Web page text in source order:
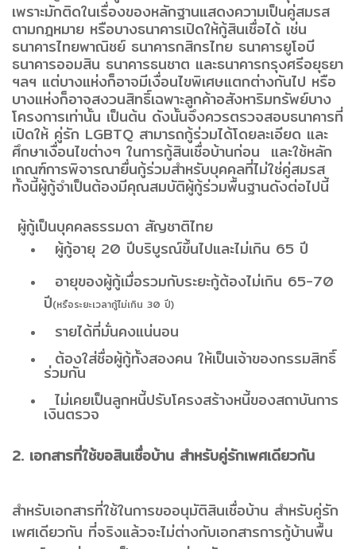
เพราะมักติดในเรื่องของหลักฐานแสดงความเป็นคู่สมรส
ตามกฎหมาย หรือบางธนาคารเปิดให้กู้สินเชื่อได้ เช่น
ธนาคารไทยพาณิชย์ ธนาคารกสิกรไทย ธนาคารยูโอบี
ธนาคารออมสิน ธนาคารธนชาต และธนาคารกรุงศรีอยุธยา
ฯลฯ แต่บางแห่งก็อาจมีเงื่อนไขพิเศษแตกต่างกันไป หรือ
บางแห่งก็อาจสงวนสิทธิ์เฉพาะลูกค้าอสังหาริมทรัพย์บาง
โครงการเท่านั้น เป็นต้น ดังนั้นจึงควรตรวจสอบธนาคารที่
เปิดให้ คู่รัก LGBTQ สามารถกู้ร่วมได้โดยละเอียด และ
ศึกษาเงื่อนไขต่างๆ ในการกู้สินเชื่อบ้านก่อน และใช้หลัก
เกณฑ์การพิจารณายื่นกู้ร่วมสำหรับบุคคลที่ไม่ใช่คู่สมรส
ทั้งนี้ผู้กู้จำเป็นต้องมีคุณสมบัติผู้กู้ร่วมพื้นฐานดังต่อไปนี้
ผู้กู้เป็นบุคคลธรรมดา สัญชาติไทย
ผู้กู้อายุ 20 ปีบริบูรณ์ขึ้นไปและไม่เกิน 65 ปี
อายุของผู้กู้เมื่อรวมกับระยะกู้ต้องไม่เกิน 65-70
ปี(หรือระยะเวลากู้ไม่เกิน 30 ปี)
รายได้ที่มั่นคงแน่นอน
ต้องใส่ชื่อผู้กู้ทั้งสองคน ให้เป็นเจ้าของกรรมสิทธิ์
ร่วมกัน
ไม่เคยเป็นลูกหนี้ปรับโครงสร้างหนี้ของสถาบันการ
เงินตรวจ
2. เอกสารที่ใช้ขอสินเชื่อบ้าน สำหรับคู่รักเพศเดียวกัน
สำหรับเอกสารที่ใช้ในการขออนุมัติสินเชื่อบ้าน สำหรับคู่รัก
เพศเดียวกัน ที่จริงแล้วจะไม่ต่างกับเอกสารการกู้บ้านพื้น